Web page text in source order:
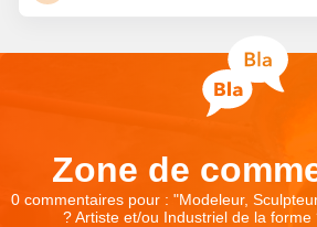
Zone de
0 commentaires pour : "Modeleur,
? Artiste et/ou Industriel de la forme